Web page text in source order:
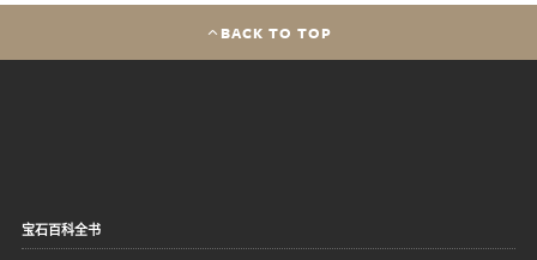
BACK TO TOP
宝石百科全书